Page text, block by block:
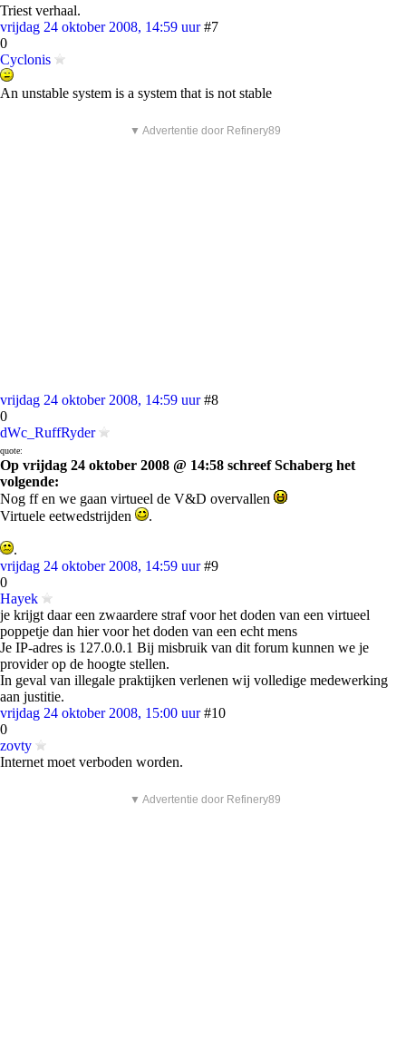
Triest verhaal.
vrijdag 24 oktober 2008, 14:59 uur #7
0
Cyclonis
An unstable system is a system that is not stable
▼ Advertentie door Refinery89
vrijdag 24 oktober 2008, 14:59 uur #8
0
dWc_RuffRyder
quote:
Op vrijdag 24 oktober 2008 @ 14:58 schreef Schaberg het
volgende:
Nog ff en we gaan virtueel de V&D overvallen
Virtuele eetwedstrijden
.
.
vrijdag 24 oktober 2008, 14:59 uur #9
0
Hayek
je krijgt daar een zwaardere straf voor het doden van een virtueel
poppetje dan hier voor het doden van een echt mens
Je IP-adres is 127.0.0.1 Bij misbruik van dit forum kunnen we je
provider op de hoogte stellen.
In geval van illegale praktijken verlenen wij volledige medewerking
aan justitie.
vrijdag 24 oktober 2008, 15:00 uur #10
0
zovty
Internet moet verboden worden.
▼ Advertentie door Refinery89